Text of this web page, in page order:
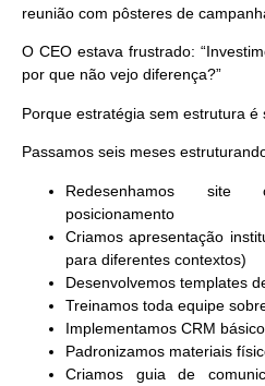
reunião com pôsteres de
O CEO estava frustrado:
por que não vejo diferença?”
Porque estratégia sem estrutura é
Passamos seis meses
Redesenhamos site
posicionamento
Criamos apresentação
para diferentes contextos)
Desenvolvemos templates
Treinamos toda equipe
Implementamos CRM
Padronizamos materiais
Criamos guia de